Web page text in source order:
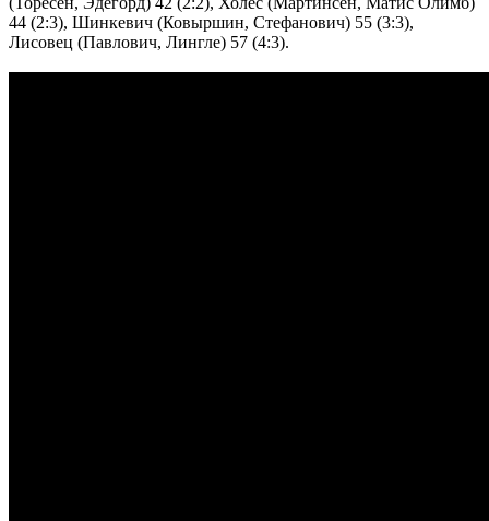
44 (2:3), Шинкевич (Ковыршин, Стефанович) 55 (3:3),
Лисовец (Павлович, Лингле) 57 (4:3).